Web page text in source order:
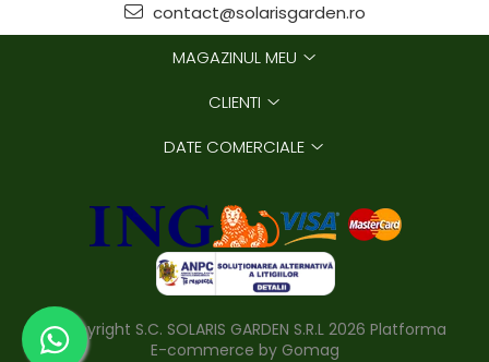
contact@solarisgarden.ro
MAGAZINUL MEU
CLIENTI
DATE COMERCIALE
©Copyright S.C. SOLARIS GARDEN S.R.L 2026 Platforma
E-commerce by Gomag